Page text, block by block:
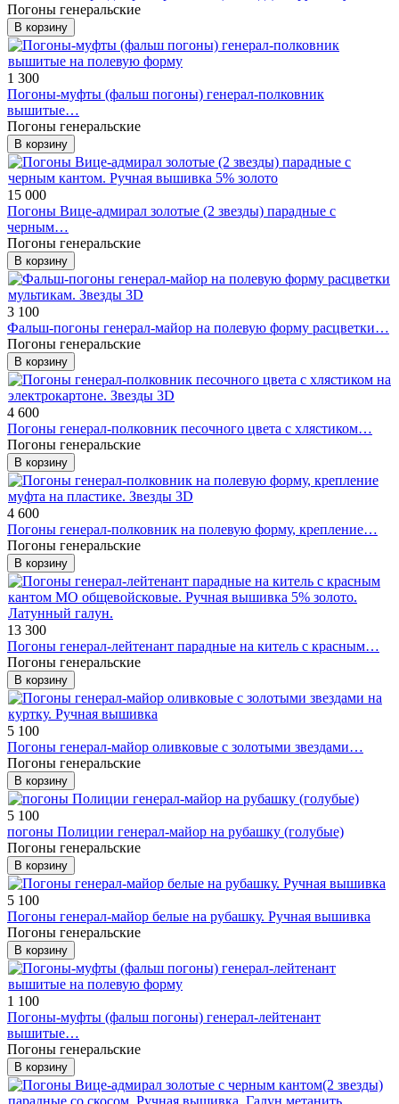
Погоны генеральские
В корзину
1 300
Погоны-муфты (фальш погоны) генерал-полковник
вышитые…
Погоны генеральские
В корзину
15 000
Погоны Вице-адмирал золотые (2 звезды) парадные с
черным…
Погоны генеральские
В корзину
3 100
Фальш-погоны генерал-майор на полевую форму расцветки…
Погоны генеральские
В корзину
4 600
Погоны генерал-полковник песочного цвета с хлястиком…
Погоны генеральские
В корзину
4 600
Погоны генерал-полковник на полевую форму, крепление…
Погоны генеральские
В корзину
13 300
Погоны генерал-лейтенант парадные на китель с красным…
Погоны генеральские
В корзину
5 100
Погоны генерал-майор оливковые с золотыми звездами…
Погоны генеральские
В корзину
5 100
погоны Полиции генерал-майор на рубашку (голубые)
Погоны генеральские
В корзину
5 100
Погоны генерал-майор белые на рубашку. Ручная вышивка
Погоны генеральские
В корзину
1 100
Погоны-муфты (фальш погоны) генерал-лейтенант
вышитые…
Погоны генеральские
В корзину